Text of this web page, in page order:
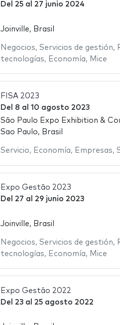
Del 25al 27 junio 2024
Joinville, Brasil
Negocios, Servicios de gestión,
tecnologías, Economía, Mice
FISA 2023
Del 8 al 10 agosto 2023
São Paulo Expo Exhibition &
Sao Paulo, Brasil
Servicio, Economía, Empresas,
Expo Gestão 2023
Del 27 al 29 junio 2023
Joinville, Brasil
Negocios, Servicios de gestión,
tecnologías, Economía, Mice
Expo Gestão 2022
Del 23al 25 agosto 2022